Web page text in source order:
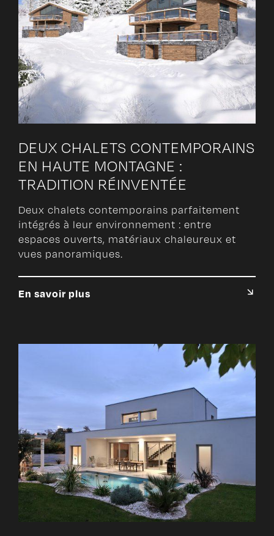
DEUX CHALETS CONTEMPORAINS
EN HAUTE MONTAGNE :
TRADITION RÉINVENTÉE
Deux chalets contemporains parfaitement
intégrés à leur environnement : entre
espaces ouverts, matériaux chaleureux et
vues panoramiques.
En savoir plus